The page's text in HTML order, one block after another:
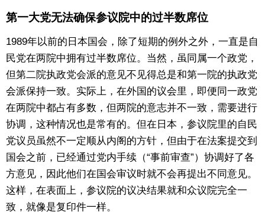
第一大党无法确保参议院中的过半数席位
1989年以前的日本国会，除了短期的例外之外，一直是自
民党在两院中拥有过半数席位。当然，虽同属一个政党，
但第二院执政党会派的意见不见得总是和第一院的执政党
会派保持一致。实际上，在外国的议会里，即便同一政党
在两院中都占有多数，但两院的意志并不一致，需要进行
协调，这种情况也是常有的。但在日本，参议院里的自民
党议员虽然不一定顺从内阁的方针，但由于在法案提交到
国会之前，已经通过党内手续（“事前审查”）协调好了各
方意见，因此他们在国会审议时就不会再提出不同意见。
这样，在表面上，参议院的议决结果就和众议院完全一
致，就像是复印件一样。